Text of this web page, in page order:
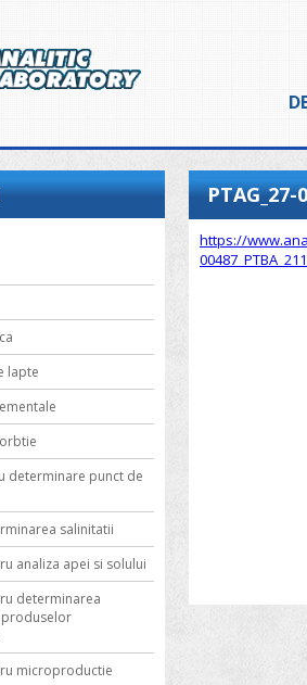
lapte
determinare punct de
salinitatii
analiza apei si solului
determinarea
microproductie
PTAG_27-
https://